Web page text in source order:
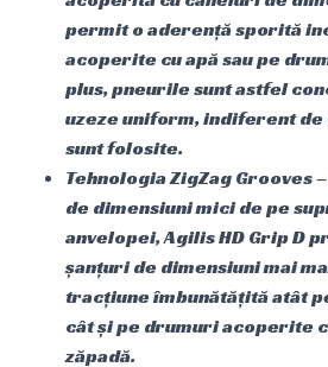
permit o aderență sporită
acoperite cu apă sau pe
plus, pneurile sunt astfel
uzeze uniform, indiferent
sunt folosite.
Tehnologia ZigZag Grooves
de dimensiuni mici de pe
anvelopei, Agilis HD Grip D
șanțuri de dimensiuni mai
tracțiune îmbunătățită atât
cât și pe drumuri acoperite
zăpadă.